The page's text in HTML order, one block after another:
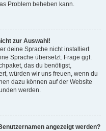
Problem beheben kann.
zur Auswahl!
deine Sprache nicht installiert
Sprache übersetzt. Frage ggf.
das du benötigst,
würden wir uns freuen, wenn du
dazu können auf der Website
werden.
angezeigt werden?